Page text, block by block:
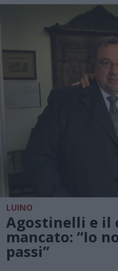
LUINO
Agostinelli e il
mancato: “Io
passi”